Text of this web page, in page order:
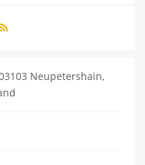
Neupetershain,